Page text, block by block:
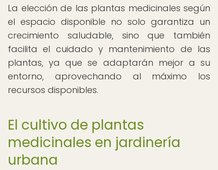
La elección de las plantas medicinales según
el espacio disponible no solo garantiza un
crecimiento saludable, sino que también
facilita el cuidado y mantenimiento de las
plantas, ya que se adaptarán mejor a su
entorno, aprovechando al máximo los
recursos disponibles.
El cultivo de plantas
medicinales en jardinería
urbana